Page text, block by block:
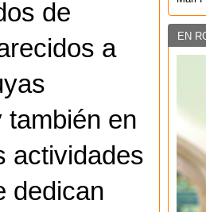
de
a
también en
actividades
dedican
EN